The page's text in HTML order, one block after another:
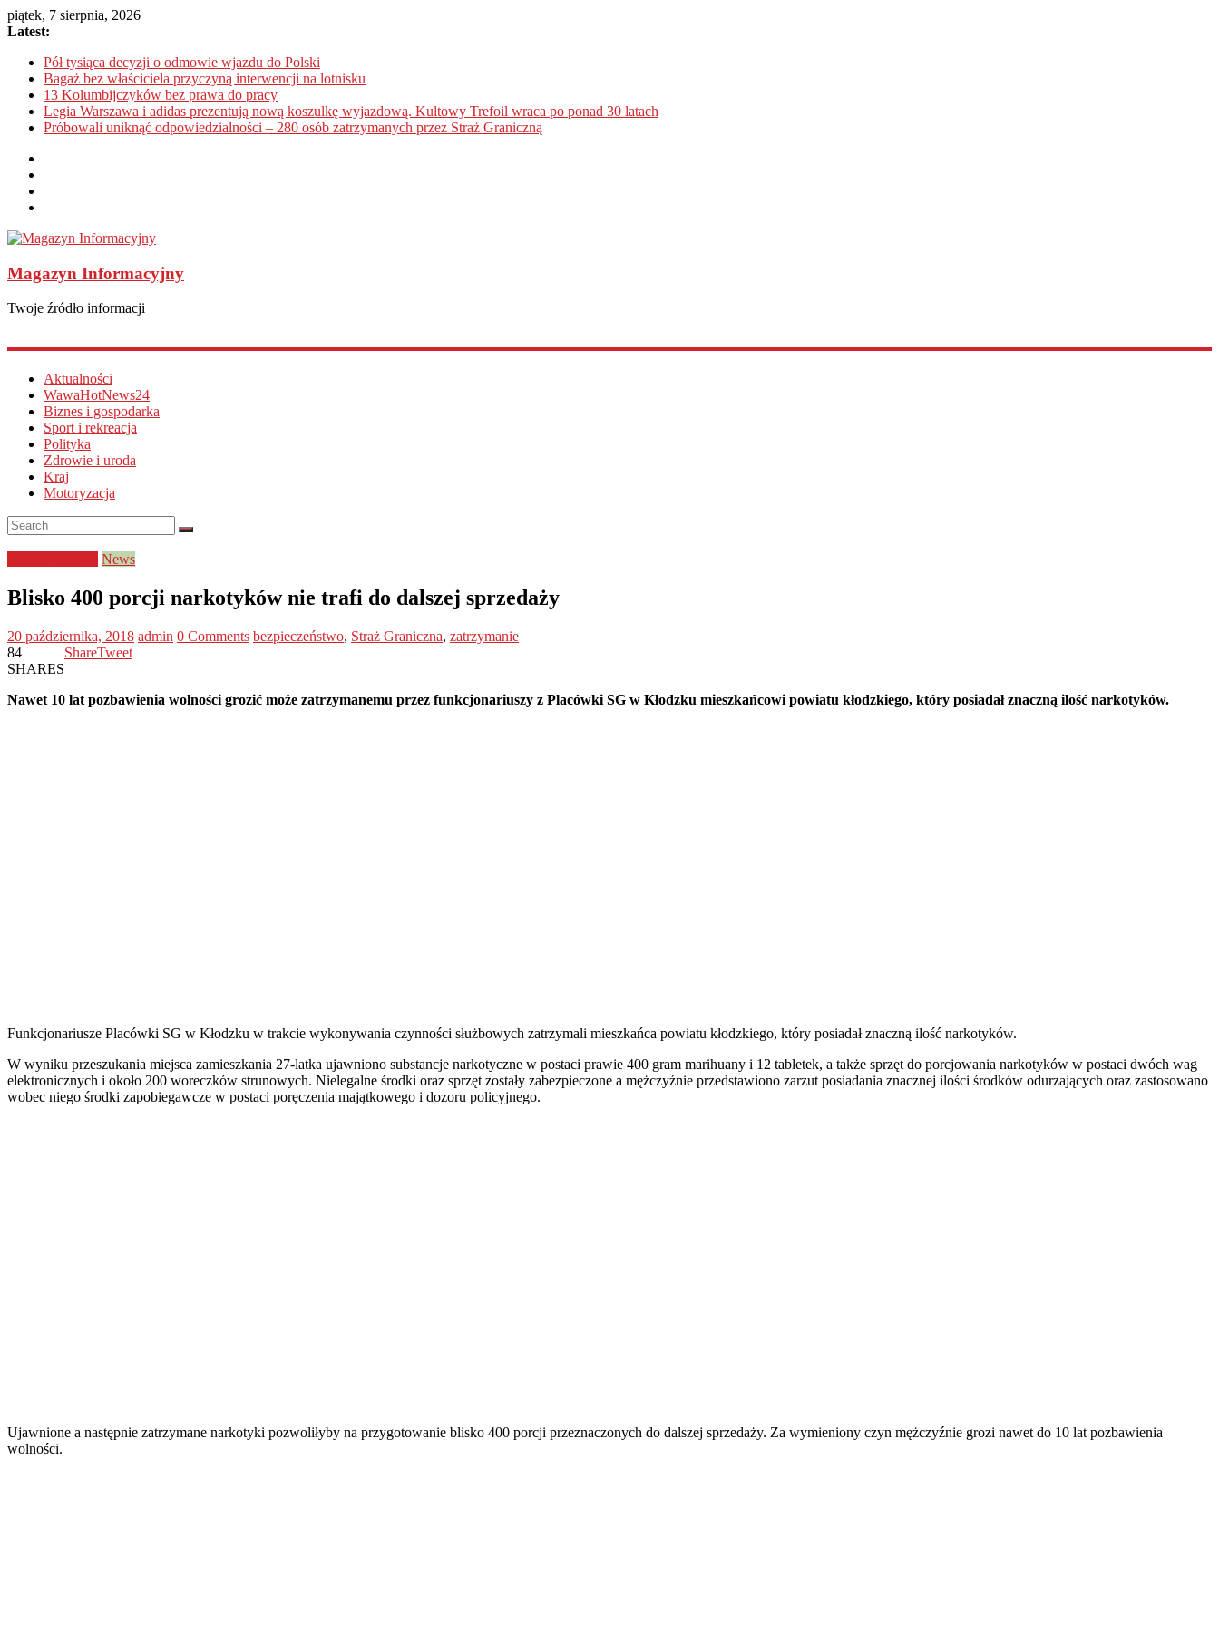
piątek, 7 sierpnia, 2026
Latest:
Pół tysiąca decyzji o odmowie wjazdu do Polski
Bagaż bez właściciela przyczyną interwencji na lotnisku
13 Kolumbijczyków bez prawa do pracy
Legia Warszawa i adidas prezentują nową koszulkę wyjazdową. Kultowy Trefoil wraca po ponad 30 latach
Próbowali uniknąć odpowiedzialności – 280 osób zatrzymanych przez Straż Graniczną
Magazyn Informacyjny
Twoje źródło informacji
Aktualności
WawaHotNews24
Biznes i gospodarka
Sport i rekreacja
Polityka
Zdrowie i uroda
Kraj
Motoryzacja
News
Blisko 400 porcji narkotyków nie trafi do dalszej sprzedaży
20 października, 2018 admin 0 Comments bezpieczeństwo, Straż Graniczna, zatrzymanie
84
SHARES
ShareTweet
Nawet 10 lat pozbawienia wolności grozić może zatrzymanemu przez funkcjonariuszy z Placówki SG w Kłodzku mieszkańcowi powiatu kłodzkiego, który posiadał znaczną ilość narkotyków.
Funkcjonariusze Placówki SG w Kłodzku w trakcie wykonywania czynności służbowych zatrzymali mieszkańca powiatu kłodzkiego, który posiadał znaczną ilość narkotyków.
W wyniku przeszukania miejsca zamieszkania 27-latka ujawniono substancje narkotyczne w postaci prawie 400 gram marihuany i 12 tabletek, a także sprzęt do porcjowania narkotyków w postaci dwóch wag
elektronicznych i około 200 woreczków strunowych. Nielegalne środki oraz sprzęt zostały zabezpieczone a mężczyźnie przedstawiono zarzut posiadania znacznej ilości środków odurzających oraz zastosowano
wobec niego środki zapobiegawcze w postaci poręczenia majątkowego i dozoru policyjnego.
Ujawnione a następnie zatrzymane narkotyki pozwoliłyby na przygotowanie blisko 400 porcji przeznaczonych do dalszej sprzedaży. Za wymieniony czyn mężczyźnie grozi nawet do 10 lat pozbawienia
wolności.